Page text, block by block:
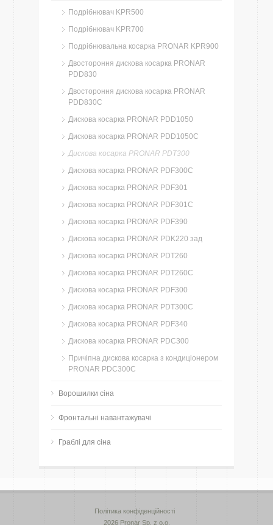
Подрібнювач KPR500
Подрібнювач KPR700
Подрібнювальна косарка PRONAR KPR900
Двостороння дискова косарка PRONAR
PDD830
Двостороння дискова косарка PRONAR
PDD830C
Дискова косарка PRONAR PDD1050
Дискова косарка PRONAR PDD1050C
Дискова косарка PRONAR PDT300
Дискова косарка PRONAR PDF300C
Дискова косарка PRONAR PDF301
Дискова косарка PRONAR PDF301C
Дискова косарка PRONAR PDF390
Дискова косарка PRONAR PDK220 зад
Дискова косарка PRONAR PDT260
Дискова косарка PRONAR PDT260C
Дискова косарка PRONAR PDF300
Дискова косарка PRONAR PDT300C
Дискова косарка PRONAR PDF340
Дискова косарка PRONAR PDC300
Причіпна дискова косарка з кондиціонером
PRONAR PDC300C
Ворошилки сіна
Фронтальні навантажувачі
Граблі для сіна
Політика конфіденційності
2026 Pronar Sp. z o.o.